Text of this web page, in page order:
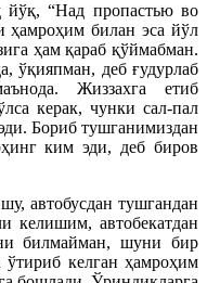
йўқ, “Над пропастью во
ҳамроҳим билан эса йўл
ҳам қараб қўймабман.
ўқияпман, деб ғудурлаб
Жиззахга етиб
керак, чунки сал-пал
Бориб тушганимиздан
ким эди, деб биров
автобусдан тушгандан
келишим, автобекатдан
билмайман, шуни бир
келган ҳамроҳим